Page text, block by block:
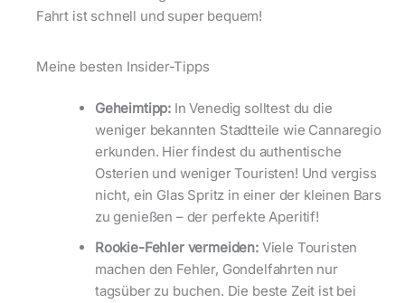
Fahrt ist schnell und super bequem!
Meine besten Insider-Tipps
Geheimtipp: In Venedig solltest du die
weniger bekannten Stadtteile wie Cannaregio
erkunden. Hier findest du authentische
Osterien und weniger Touristen! Und vergiss
nicht, ein Glas Spritz in einer der kleinen Bars
zu genießen – der perfekte Aperitif!
Rookie-Fehler vermeiden:Viele Touristen
machen den Fehler, Gondelfahrten nur
tagsüber zu buchen. Die beste Zeit ist bei